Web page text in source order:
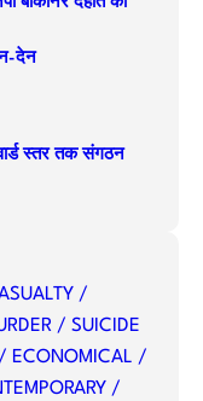
देन
स्तर तक संगठन
/
/ SUICIDE
ECONOMICAL /
/